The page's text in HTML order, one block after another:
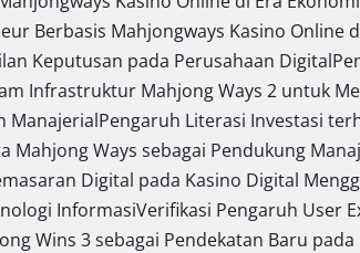
Berbasis Mahjongways Kasino Online
Keputusan pada Perusahaan Digital
Infrastruktur Mahjong Ways 2 untuk
ManajerialPengaruh Literasi Investasi
Ways sebagai Pendukung
Digital pada Kasino Digital
InformasiVerifikasi Pengaruh User
Wins 3 sebagai Pendekatan Baru